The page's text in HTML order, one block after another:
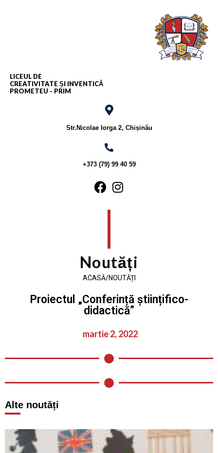
LICEUL DE
CREATIVITATE ȘI INVENTICĂ
PROMETEU - PRIM
Str.Nicolae Iorga 2, Chișinău
+373 (79) 99 40 59
Noutăți
ACASĂ/NOUTĂȚI
Proiectul „Conferință științifico-
didactică”
martie 2, 2022
Alte noutăți